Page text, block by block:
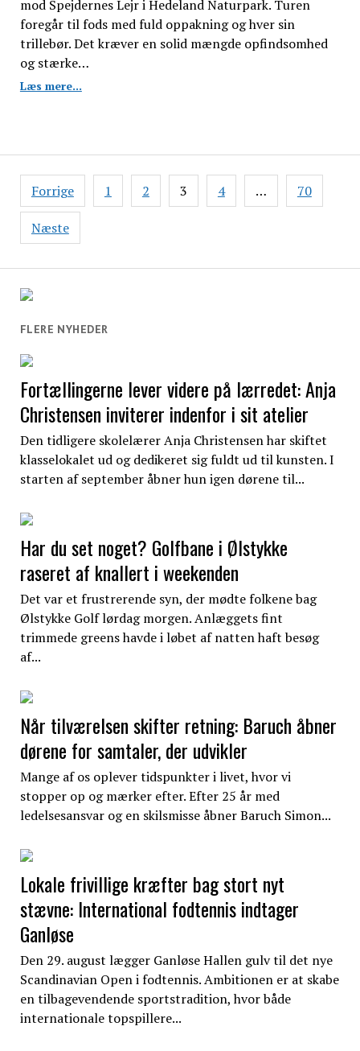
FLERE NYHEDER
Fortællingerne lever videre på lærredet: Anja
Christensen inviterer indenfor i sit atelier
Den tidligere skolelærer Anja Christensen har skiftet
klasselokalet ud og dedikeret sig fuldt ud til kunsten. I
starten af september åbner hun igen dørene til...
Har du set noget? Golfbane i Ølstykke
raseret af knallert i weekenden
Det var et frustrerende syn, der mødte folkene bag
Ølstykke Golf lørdag morgen. Anlæggets fint
trimmede greens havde i løbet af natten haft besøg
af...
Når tilværelsen skifter retning: Baruch åbner
dørene for samtaler, der udvikler
Mange af os oplever tidspunkter i livet, hvor vi
stopper op og mærker efter. Efter 25 år med
ledelsesansvar og en skilsmisse åbner Baruch Simon...
Lokale frivillige kræfter bag stort nyt
stævne: International fodtennis indtager
Ganløse
Den 29. august lægger Ganløse Hallen gulv til det nye
Scandinavian Open i fodtennis. Ambitionen er at skabe
en tilbagevendende sportstradition, hvor både
internationale topspillere...
mod Spejdernes Lejr i Hedeland Naturpark. Turen
foregår til fods med fuld oppakning og hver sin
trillebør. Det kræver en solid mængde opfindsomhed
og stærke…
Læs mere...Lokale
Nordens
spejderlejr
med
Indlægsinddeling
Forrige 1 2 3 4 … 70
Næste